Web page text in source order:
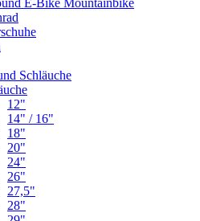
E-Bike Mountainbike
Schläuche
12"
14" / 16"
18"
20"
24"
26"
27,5"
28"